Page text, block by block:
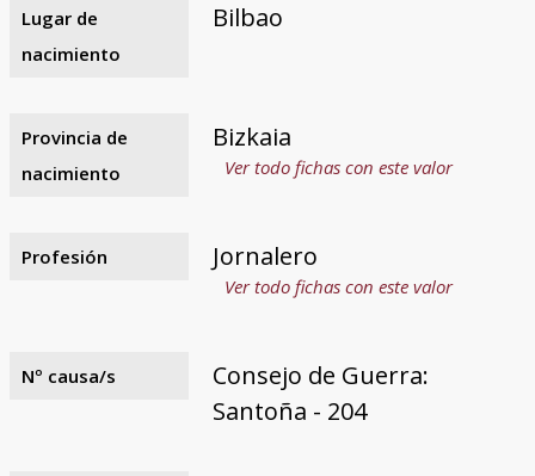
Lugar de
nacimiento
Bilbao
Provincia de
nacimiento
Bizkaia
Ver todo fichas con este valor
Profesión Jornalero
Ver todo fichas con este valor
Nº causa/s
Consejo de Guerra:
Santoña - 204